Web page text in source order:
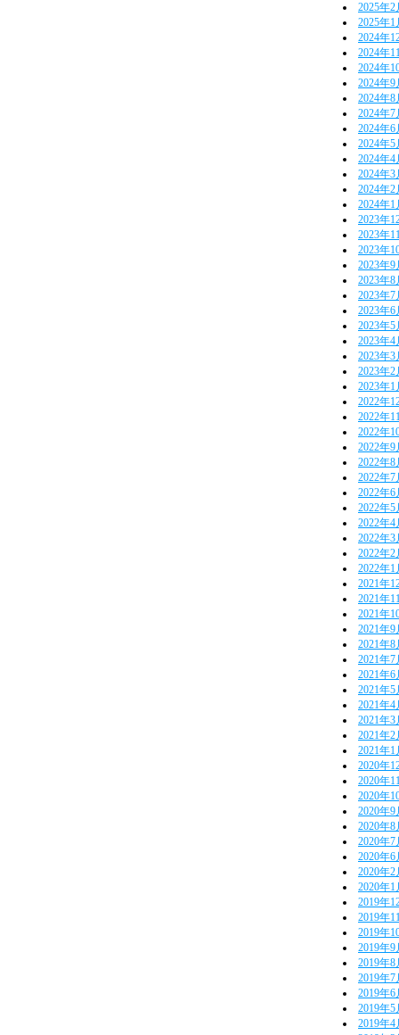
2025年2
2025年1
2024年
2024年
2024年
2024年9
2024年8
2024年7
2024年6
2024年5
2024年4
2024年3
2024年2
2024年1
2023年
2023年
2023年
2023年9
2023年8
2023年7
2023年6
2023年5
2023年4
2023年3
2023年2
2023年1
2022年
2022年
2022年
2022年9
2022年8
2022年7
2022年6
2022年5
2022年4
2022年3
2022年2
2022年1
2021年
2021年
2021年
2021年9
2021年8
2021年7
2021年6
2021年5
2021年4
2021年3
2021年2
2021年1
2020年
2020年
2020年
2020年9
2020年8
2020年7
2020年6
2020年2
2020年1
2019年
2019年
2019年
2019年9
2019年8
2019年7
2019年6
2019年5
2019年4